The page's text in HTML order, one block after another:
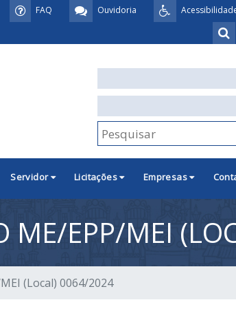
Ouvidoria
FAQ
Servidor Licitações Empresas
ME/EPP/MEI
(Local) 0064/2024